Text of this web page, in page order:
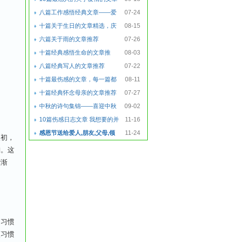
，
这
惯
惯
我愿意 用自己
07-24
八篇工作感悟经典文章——爱
读文推荐
08-15
十篇关于生日的文章精选，庆
祝生日快乐的文章
07-26
六篇关于雨的文章推荐
08-03
十篇经典感悟生命的文章推
荐，看过你会放下很
07-22
八篇经典写人的文章推荐
08-11
十篇最伤感的文章，每一篇都
震慑你得心灵
07-27
十篇经典怀念母亲的文章推荐
09-02
中秋的诗句集锦——喜迎中秋
庆团圆，欢乐笑语
11-16
10篇伤感日志文章 我想要的并
不多...
11-24
感恩节送给爱人,朋友,父母,领